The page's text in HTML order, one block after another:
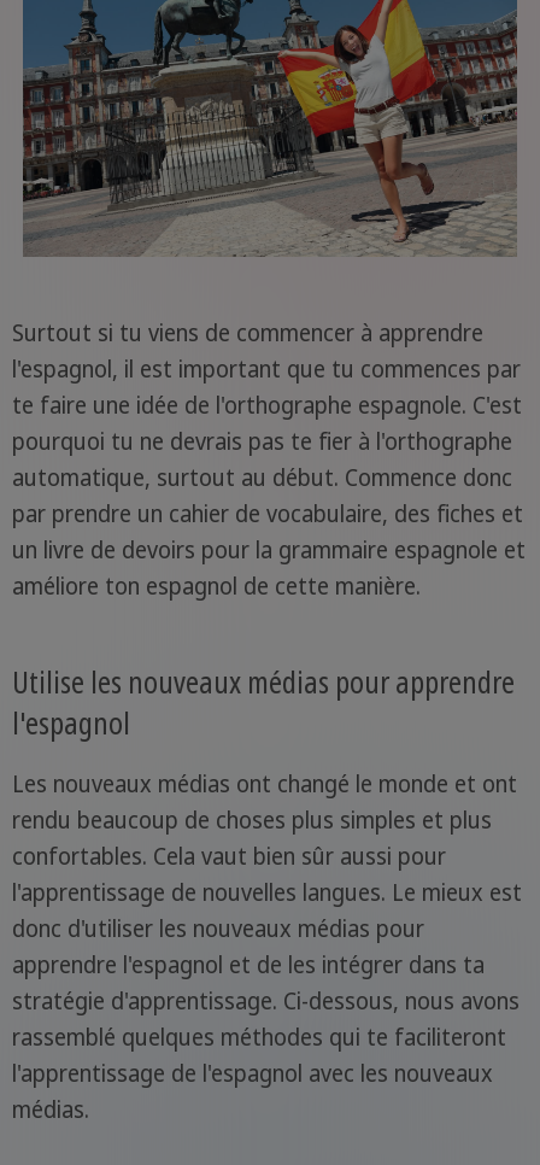
Surtout si tu viens de commencer à apprendre
l'espagnol, il est important que tu commences par
te faire une idée de l'orthographe espagnole. C'est
pourquoi tu ne devrais pas te fier à l'orthographe
automatique, surtout au début. Commence donc
par prendre un cahier de vocabulaire, des fiches et
un livre de devoirs pour la grammaire espagnole et
améliore ton espagnol de cette manière.
Utilise les nouveaux médias pour apprendre
l'espagnol
Les nouveaux médias ont changé le monde et ont
rendu beaucoup de choses plus simples et plus
confortables. Cela vaut bien sûr aussi pour
l'apprentissage de nouvelles langues. Le mieux est
donc d'utiliser les nouveaux médias pour
apprendre l'espagnol et de les intégrer dans ta
stratégie d'apprentissage. Ci-dessous, nous avons
rassemblé quelques méthodes qui te faciliteront
l'apprentissage de l'espagnol avec les nouveaux
médias.